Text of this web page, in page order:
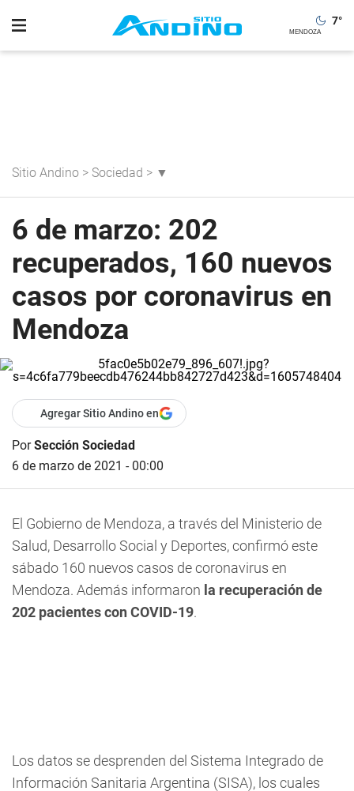
7°
Sitio Andino > Sociedad > ▼
6 de marzo: 202
recuperados, 160 nuevos
casos por coronavirus en
Mendoza
Agregar Sitio Andino en
PorSección Sociedad
6 de marzo de 2021 - 00:00
El Gobierno de Mendoza, a través del Ministerio de
Salud, Desarrollo Social y Deportes, confirmó este
sábado 160 nuevos casos de coronavirus en
Mendoza. Además informaron la recuperación de
202 pacientes con COVID-19.
Los datos se desprenden del Sistema Integrado de
Información Sanitaria Argentina (SISA), los cuales